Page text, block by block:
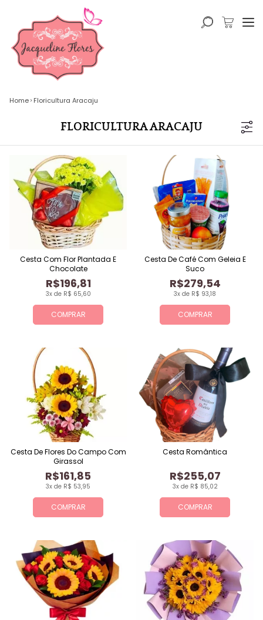
Home Floricultura Aracaju
FLORICULTURA ARACAJU
COMPRAR
3x de R$ 65,60
R$196,81
Cesta Com Flor Plantada E
Chocolate
COMPRAR
3x de R$ 93,18
R$279,54
Cesta De Café Com Geleia E
Suco
COMPRAR
3x de R$ 53,95
R$161,85
Cesta De Flores Do Campo Com
Girassol
COMPRAR
3x de R$ 85,02
R$255,07
Cesta Romântica